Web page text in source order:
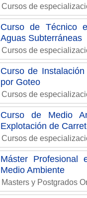
Cursos de
Curso de Técnico
Aguas Subterráneas
Cursos de
Curso de
por Goteo
Cursos de
Curso de Medio
Explotación de
Cursos de
Máster
Medio Ambiente
Masters y Postgrados